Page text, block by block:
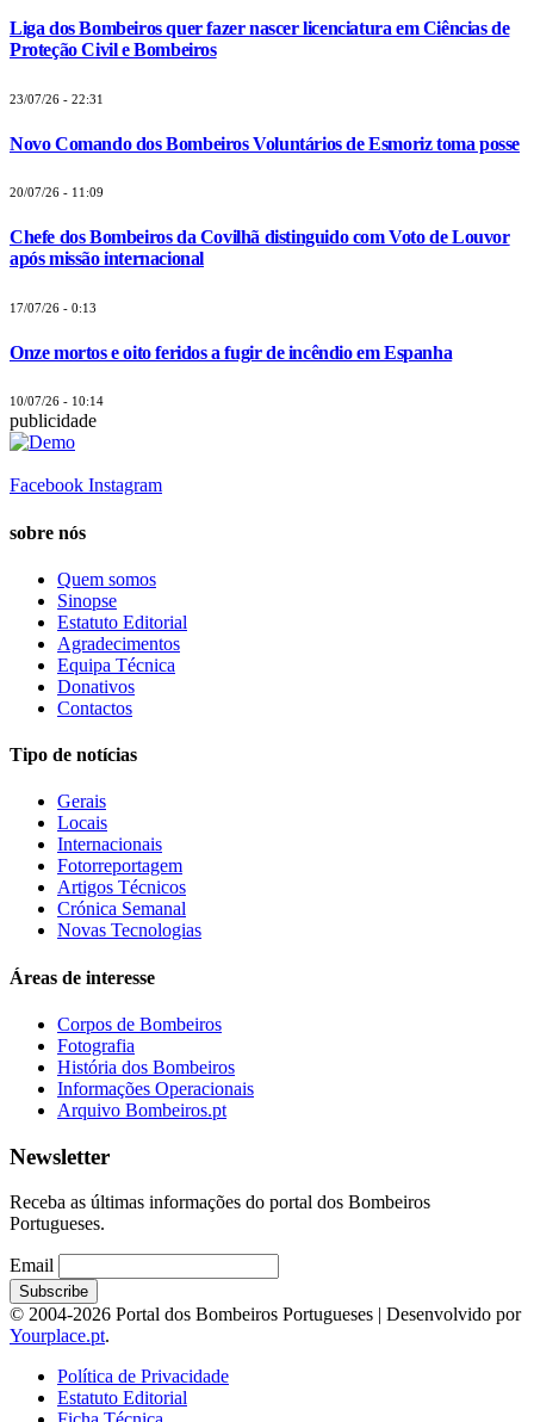
Liga dos Bombeiros quer fazer nascer licenciatura em Ciências de
Proteção Civil e Bombeiros
23/07/26 - 22:31
Novo Comando dos Bombeiros Voluntários de Esmoriz toma posse
20/07/26 - 11:09
Chefe dos Bombeiros da Covilhã distinguido com Voto de Louvor
após missão internacional
17/07/26 - 0:13
Onze mortos e oito feridos a fugir de incêndio em Espanha
10/07/26 - 10:14
publicidade
Facebook Instagram
sobre nós
Quem somos
Sinopse
Estatuto Editorial
Agradecimentos
Equipa Técnica
Donativos
Contactos
Tipo de notícias
Gerais
Locais
Internacionais
Fotorreportagem
Artigos Técnicos
Crónica Semanal
Novas Tecnologias
Áreas de interesse
Corpos de Bombeiros
Fotografia
História dos Bombeiros
Informações Operacionais
Arquivo Bombeiros.pt
Newsletter
Receba as últimas informações do portal dos Bombeiros
Portugueses.
Email
© 2004-2026 Portal dos Bombeiros Portugueses | Desenvolvido por
Yourplace.pt.
Política de Privacidade
Estatuto Editorial